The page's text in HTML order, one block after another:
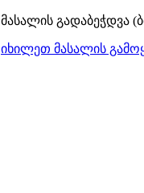
მასალის გადაბეჭდვა
იხილეთ მასალის